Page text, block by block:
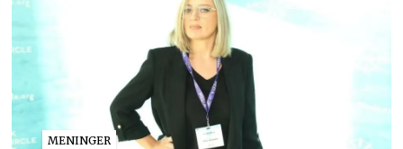
MENINGER